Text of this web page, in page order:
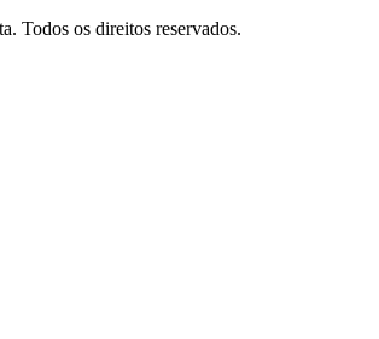
Todos os direitos reservados.